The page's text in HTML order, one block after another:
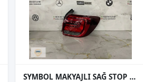
SYMBOL MAKYAJLI SAĞ STOP ORJİNAL 4